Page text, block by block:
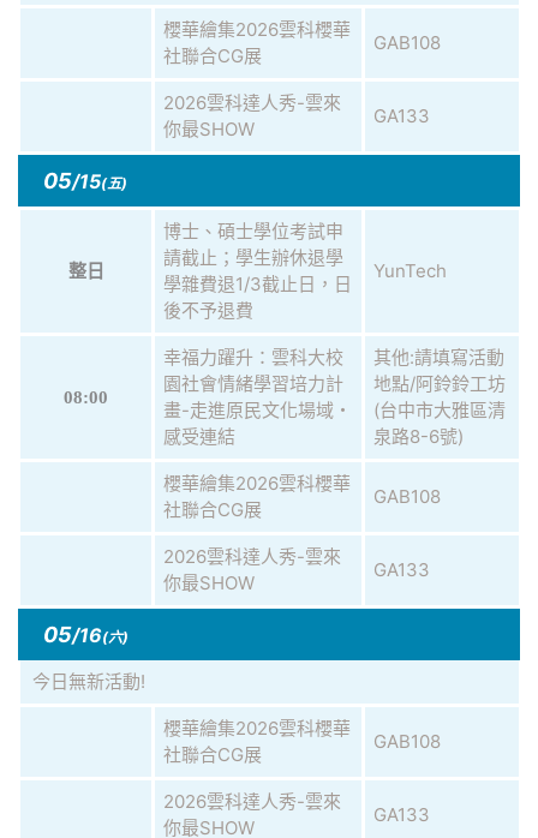
櫻華繪集2026雲科櫻華
社聯合CG展
GAB108
2026雲科達人秀-雲來
你最SHOW
GA133
05/15(五)
整日
博士、碩士學位考試申
請截止；學生辦休退學
學雜費退1/3截止日，日
後不予退費
YunTech
08:00
幸福力躍升：雲科大校
園社會情緒學習培力計
畫-走進原民文化場域・
感受連結
其他:請填寫活動
地點/阿鈴鈴工坊
(台中市大雅區清
泉路8-6號)
櫻華繪集2026雲科櫻華
社聯合CG展
GAB108
2026雲科達人秀-雲來
你最SHOW
GA133
05/16(六)
今日無新活動!
櫻華繪集2026雲科櫻華
社聯合CG展
GAB108
2026雲科達人秀-雲來
你最SHOW
GA133